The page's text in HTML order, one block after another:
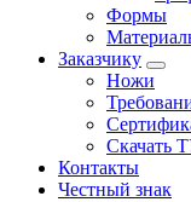
Формы
Заказчику
Ножи
Скачать
Контакты
Честный знак